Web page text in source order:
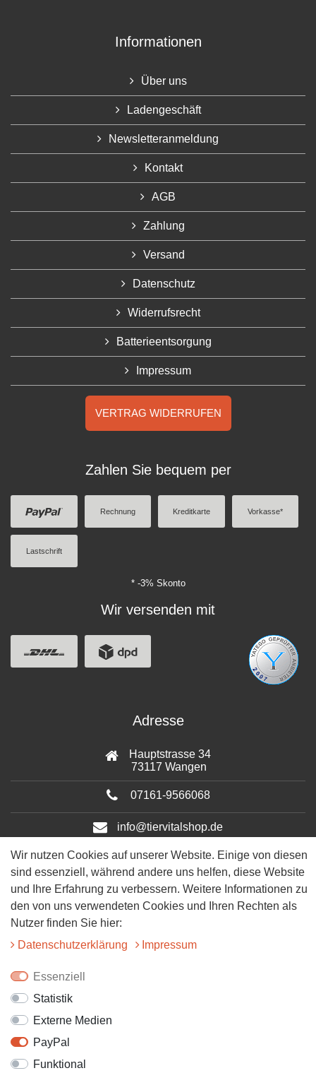
Informationen
Über uns
Ladengeschäft
Newsletteranmeldung
Kontakt
AGB
Zahlung
Versand
Datenschutz
Widerrufsrecht
Batterieentsorgung
Impressum
VERTRAG WIDERRUFEN
Zahlen Sie bequem per
Rechnung Kreditkarte Vorkasse*
Lastschrift
* -3% Skonto
Wir versenden mit
Adresse
Hauptstrasse 34
73117 Wangen
07161-9566068
info@tiervitalshop.de
Folgt uns auf Facebook
Folgt uns auf Instagram
© 2025 Tiervitalshop | Webentwicklung & Webdesign
Wir nutzen Cookies auf unserer Website. Einige von diesen
sind essenziell, während andere uns helfen, diese Website
und Ihre Erfahrung zu verbessern. Weitere Informationen zu
den von uns verwendeten Cookies und Ihren Rechten als
Nutzer finden Sie hier:
Daten­schutz­erklärung
Impressum
Essenziell
Statistik
Externe Medien
PayPal
Funktional